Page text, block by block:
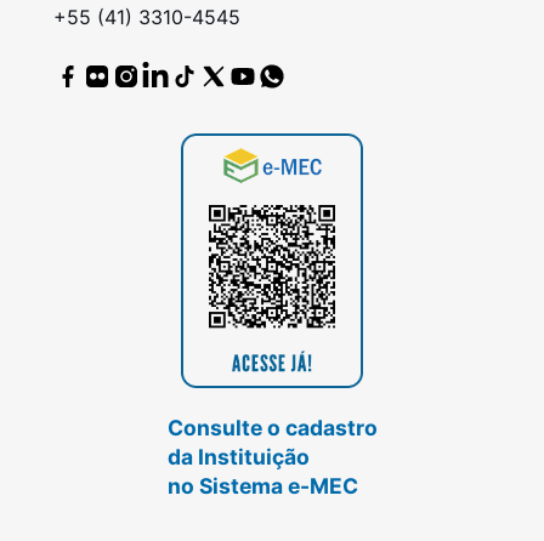
+55 (41) 3310-4545
Consulte o cadastro
da Instituição
no Sistema e-MEC